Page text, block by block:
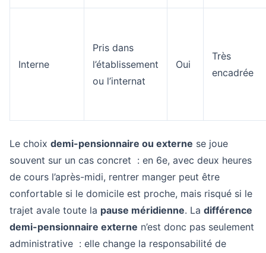
Interne
Pris dans
l’établissement
ou l’internat
Oui
Très
encadrée
Le choix demi-pensionnaire ou externe se joue
souvent sur un cas concret : en 6e, avec deux heures
de cours l’après-midi, rentrer manger peut être
confortable si le domicile est proche, mais risqué si le
trajet avale toute la pause méridienne. La différence
demi-pensionnaire externe n’est donc pas seulement
administrative : elle change la responsabilité de